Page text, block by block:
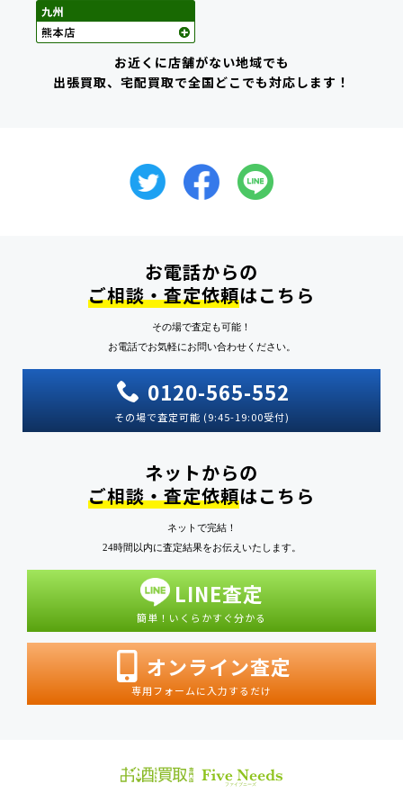
お近くに店舗がない地域でも
出張買取、宅配買取で全国どこでも対応します！
お電話からの
ご相談・査定依頼はこちら
その場で査定も可能！
お電話でお気軽にお問い合わせください。
0120-565-552
その場で査定可能 (9:45-19:00受付)
ネットからの
ご相談・査定依頼はこちら
ネットで完結！
24時間以内に査定結果をお伝えいたします。
LINE査定
簡単！いくらかすぐ分かる
オンライン査定
専用フォームに入力するだけ